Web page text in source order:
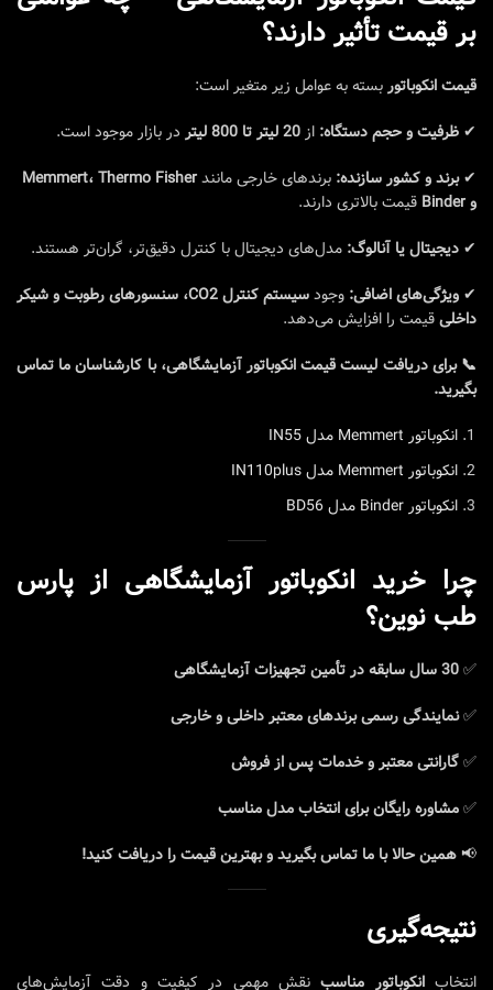
بر قیمت تأثیر دارند؟
قیمت انکوباتوربسته به عوامل زیر متغیر است:
✔ ظرفیت و حجم دستگاه: از 20 لیتر تا 800 لیتر
در بازار موجود است.
✔برند و کشور سازنده: برندهای خارجی مانندMemmert، Thermo Fisher
و Binder
قیمت بالاتری دارند.
✔ دیجیتال یا آنالوگ: مدل‌های دیجیتال با کنترل دقیق‌تر، گران‌تر هستند.
✔ ویژگی‌های اضافی: وجود
سیستم کنترل CO2، سنسورهای رطوبت و شیکر
داخلیقیمت را افزایش می‌دهد.
📞 برای دریافت لیست قیمت انکوباتور آزمایشگاهی، با کارشناسان ما تماس
بگیرید.
انکوباتور Memmert مدل IN55
انکوباتور Memmert مدل IN110plus
انکوباتور Binder مدل BD56
چرا خرید انکوباتور آزمایشگاهی از پارس
طب نوین؟
✅30 سال سابقه در تأمین تجهیزات آزمایشگاهی
✅نمایندگی رسمی برندهای معتبر داخلی و خارجی
✅گارانتی معتبر و خدمات پس از فروش
✅مشاوره رایگان برای انتخاب مدل مناسب
📢همین حالا با ما تماس بگیرید و بهترین قیمت را دریافت کنید!
نتیجه‌گیری
انتخابانکوباتور مناسبنقش مهمی در کیفیت و دقت آزمایش‌های